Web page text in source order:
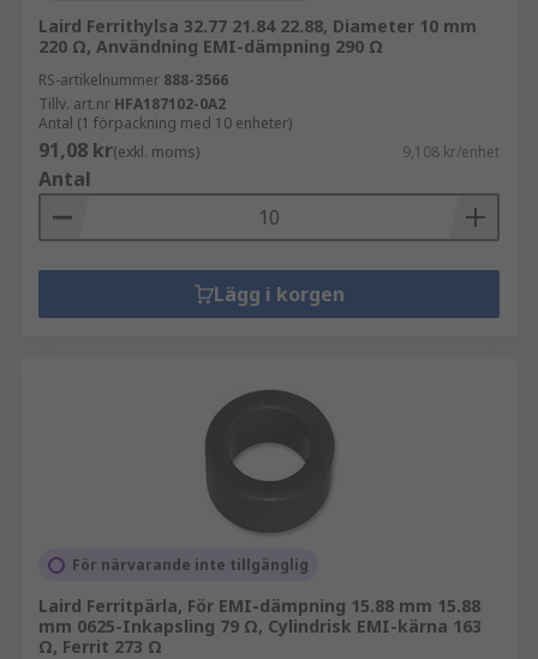
Laird Ferrithylsa 32.77 21.84 22.88, Diameter 10 mm
220 Ω, Användning EMI-dämpning 290 Ω
RS-artikelnummer 888-3566
Tillv. art.nr HFA187102-0A2
Antal (1 förpackning med 10 enheter)
91,08 kr(exkl. moms) 9,108 kr/enhet
Antal
Lägg i korgen
För närvarande inte tillgänglig
Laird Ferritpärla, För EMI-dämpning 15.88 mm 15.88
mm 0625-Inkapsling 79 Ω, Cylindrisk EMI-kärna 163
Ω, Ferrit 273 Ω